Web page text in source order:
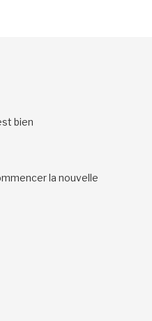
bien
la nouvelle